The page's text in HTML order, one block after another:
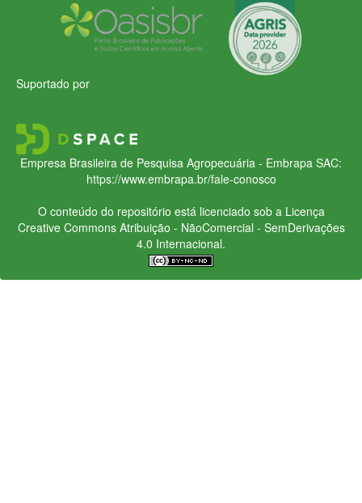
Suportado por
Empresa Brasileira de Pesquisa Agropecuária - Embrapa SAC:
https://www.embrapa.br/fale-conosco
O conteúdo do repositório está licenciado sob a Licença
Creative CommonsAtribuição - NãoComercial - SemDerivações
4.0 Internacional.